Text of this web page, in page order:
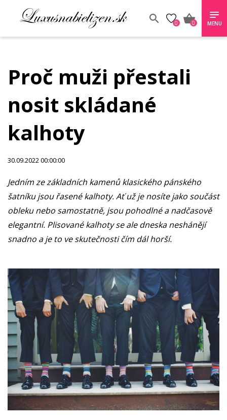
0 0 MENU
Proč muži přestali
nosit skládané
kalhoty
30.09.2022 00:00:00
Jedním ze základních kamenů klasického pánského
šatníku jsou řasené kalhoty. Ať už je nosíte jako součást
obleku nebo samostatně, jsou pohodlné a nadčasově
elegantní. Plisované kalhoty se ale dneska neshánějí
snadno a je to ve skutečnosti čím dál horší.